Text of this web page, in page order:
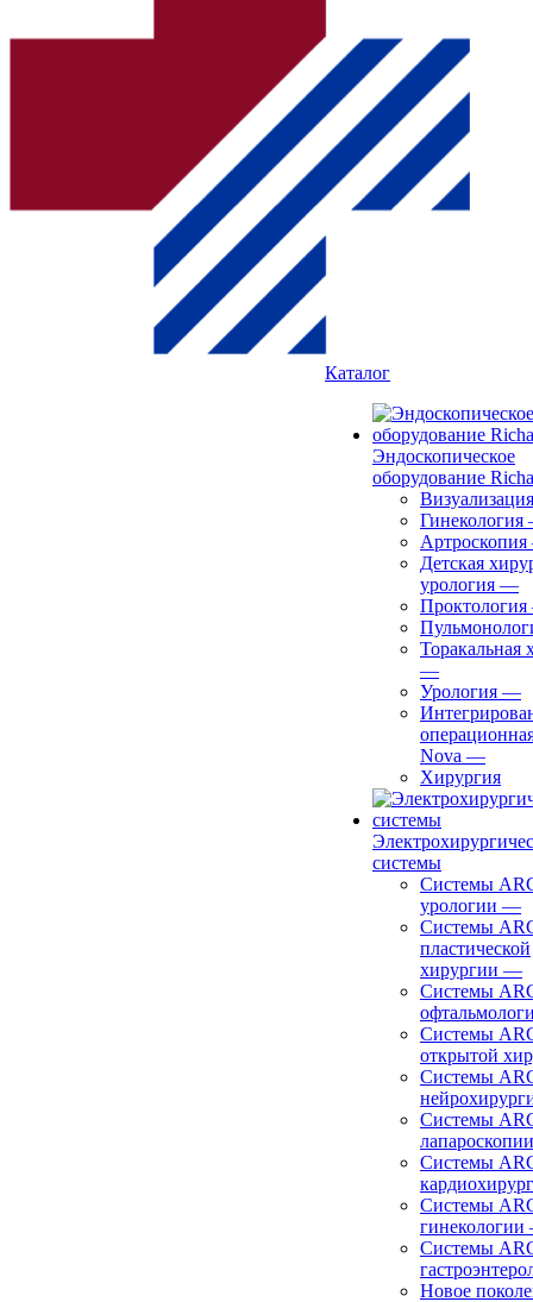
Каталог
Эндоскопическое
оборудование
Визуализация
Гинекология
Артроскопия
Детская
урология —
Проктология
Торакальная
—
Урология —
Nova —
Хирургия
системы
Системы
урологии —
Системы
пластической
хирургии —
Системы
Системы
открытой
Системы
Системы
лапароскопии
Системы
Системы
гинекологии
Системы
Новое